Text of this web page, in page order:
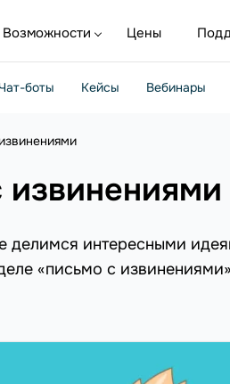
Возможности Цены
боты Кейсы Вебинары
извинениями
делимся интересными
«письмо с